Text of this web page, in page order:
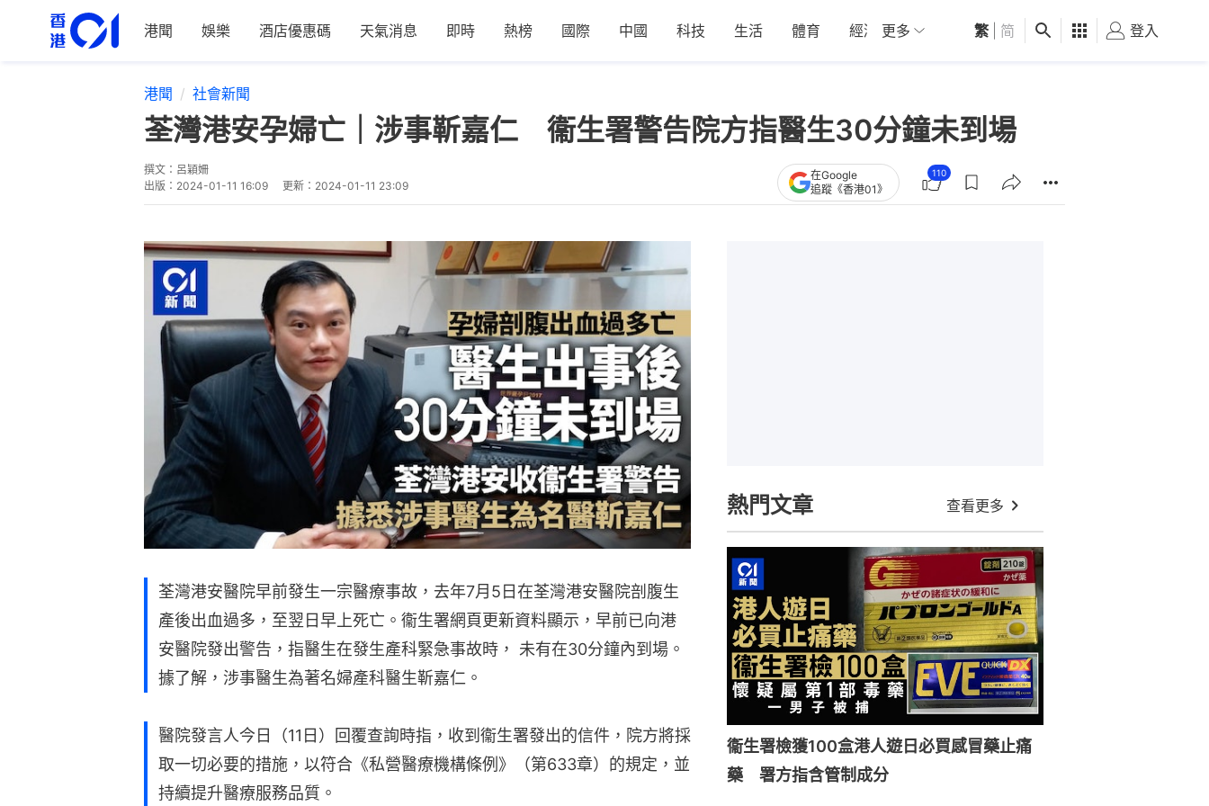
港聞 娛樂 酒店優惠碼 天氣消息 即時 熱榜 國際 中國 科技 生活 體育 經濟 01深圳 觀點 健康 好食玩飛
更多 繁 简 登入
港聞 社會新聞
荃灣港安孕婦亡｜涉事靳嘉仁 衞生署警告院方指醫生30分鐘未到場
撰文： 呂穎姍
出版： 2024-01-11 16:09 更新： 2024-01-11 23:09
在Google
追蹤《香港01》
110
荃灣港安醫院早前發生一宗醫療事故，去年7月5日在荃灣港安醫院剖腹生
產後出血過多，至翌日早上死亡。衞生署網頁更新資料顯示，早前已向港
安醫院發出警告，指醫生在發生產科緊急事故時， 未有在30分鐘內到場。
據了解，涉事醫生為著名婦產科醫生靳嘉仁。
醫院發言人今日（11日）回覆查詢時指，收到衞生署發出的信件，院方將採
取一切必要的措施，以符合《私營醫療機構條例》（第633章）的規定，並
持續提升醫療服務品質。
熱門文章 查看更多
衞生署檢獲100盒港人遊日必買感冒藥止痛
藥 署方指含管制成分